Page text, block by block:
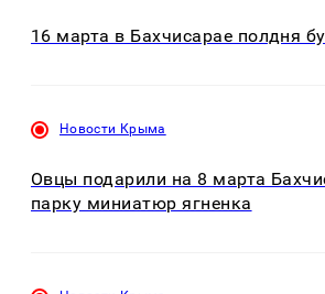
16 марта в Бахчисарае полдня
Новости Крыма
Овцы подарили на 8 марта
парку миниатюр ягненка